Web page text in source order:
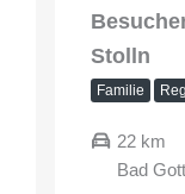
Stolln
Familie
22 km
Bad